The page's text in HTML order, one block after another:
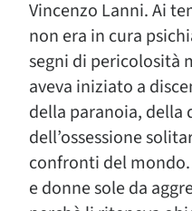
Vincenzo Lanni. Ai
non era in cura
segni di pericolosità
aveva iniziato a
della paranoia, della
dell’ossessione
confronti del
e donne sole da